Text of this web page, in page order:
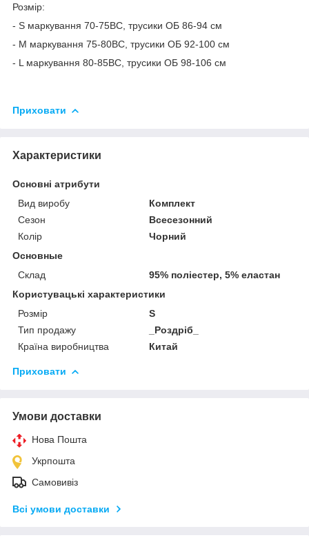
Розмір:
- S маркування 70-75ВС, трусики ОБ 86-94 см
- M маркування 75-80ВС, трусики ОБ 92-100 см
- L маркування 80-85BC, трусики ОБ 98-106 см
Приховати
Характеристики
Основні атрибути
Вид виробу
Комплект
Сезон
Всесезонний
Колір
Чорний
Основные
Склад
95% поліестер, 5% еластан
Користувацькі характеристики
Розмір
S
Тип продажу
_Роздріб_
Країна виробництва
Китай
Приховати
Умови доставки
Нова Пошта
Укрпошта
Самовивіз
Всі умови доставки